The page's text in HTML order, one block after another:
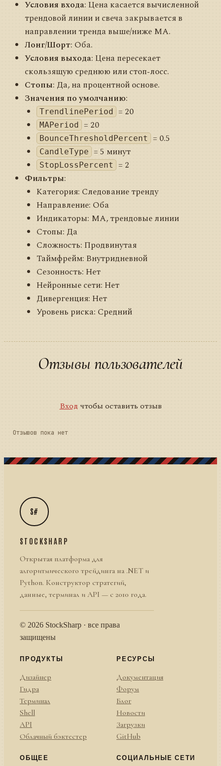
Условия входа: Цена касается вычисленной
трендовой линии и свеча закрывается в
направлении тренда выше/ниже MA.
Лонг/Шорт: Оба.
Условия выхода: Цена пересекает
скользящую среднюю или стоп‑лосс.
Стопы: Да, на процентной основе.
Значения по умолчанию:
TrendlinePeriod = 20
MAPeriod = 20
BounceThresholdPercent = 0.5
CandleType = 5 минут
StopLossPercent = 2
Фильтры:
Категория: Следование тренду
Направление: Оба
Индикаторы: MA, трендовые линии
Стопы: Да
Сложность: Продвинутая
Таймфрейм: Внутридневной
Сезонность: Нет
Нейронные сети: Нет
Дивергенция: Нет
Уровень риска: Средний
Отзывы пользователей
Вход чтобы оставить отзыв
Отзывов пока нет
S#
STOCKSHARP
Открытая платформа для
алгоритмического трейдинга на .NET и
Python. Конструктор стратегий,
данные, терминал и API — с 2010 года.
© 2026 StockSharp · все права
защищены
ПРОДУКТЫ
Дизайнер
Гидра
Терминал
Shell
API
Облачный бэктестер
РЕСУРСЫ
Документация
Форум
Блог
Новости
Загрузки
GitHub
ОБЩЕЕ СОЦИАЛЬНЫЕ СЕТИ